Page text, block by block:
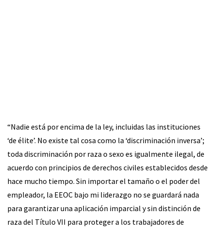
“Nadie está por encima de la ley, incluidas las instituciones
‘de élite’. No existe tal cosa como la ‘discriminación inversa’;
toda discriminación por raza o sexo es igualmente ilegal, de
acuerdo con principios de derechos civiles establecidos desde
hace mucho tiempo. Sin importar el tamaño o el poder del
empleador, la EEOC bajo mi liderazgo no se guardará nada
para garantizar una aplicación imparcial y sin distinción de
raza del Título VII para proteger a los trabajadores de